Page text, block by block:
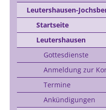
Leutershausen-
Startseite
Leutershausen
Gottesdienste
Anmeldung zur
Termine
Ankündigungen